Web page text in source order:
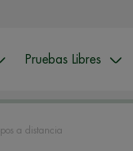
Pruebas Libres
a distancia